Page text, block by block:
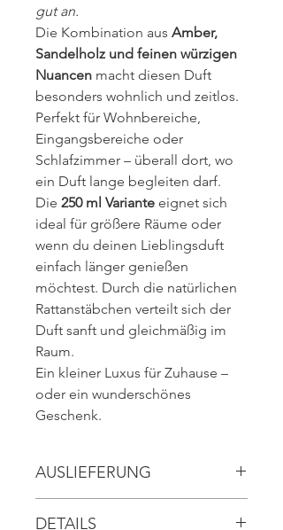
gut an.
Die Kombination aus Amber,
Sandelholz und feinen würzigen
Nuancen macht diesen Duft
besonders wohnlich und zeitlos.
Perfekt für Wohnbereiche,
Eingangsbereiche oder
Schlafzimmer – überall dort, wo
ein Duft lange begleiten darf.
Die 250 ml Variante eignet sich
ideal für größere Räume oder
wenn du deinen Lieblingsduft
einfach länger genießen
möchtest. Durch die natürlichen
Rattanstäbchen verteilt sich der
Duft sanft und gleichmäßig im
Raum.
Ein kleiner Luxus für Zuhause –
oder ein wunderschönes
Geschenk.
AUSLIEFERUNG
DETAILS